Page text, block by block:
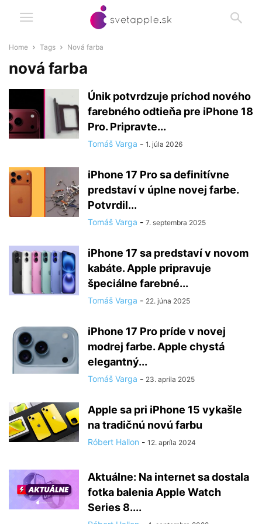
Home Tags Nová farba
nová farba
Únik potvrdzuje príchod nového
farebného odtieňa pre iPhone 18
Pro. Pripravte...
Tomáš Varga - 1. júla 2026
iPhone 17 Pro sa definitívne
predstaví v úplne novej farbe.
Potvrdil...
Tomáš Varga - 7. septembra 2025
iPhone 17 sa predstaví v novom
kabáte. Apple pripravuje
špeciálne farebné...
Tomáš Varga - 22. júna 2025
iPhone 17 Pro príde v novej
modrej farbe. Apple chystá
elegantný...
Tomáš Varga - 23. apríla 2025
Apple sa pri iPhone 15 vykašle
na tradičnú novú farbu
Róbert Hallon - 12. apríla 2024
Aktuálne: Na internet sa dostala
fotka balenia Apple Watch
Series 8....